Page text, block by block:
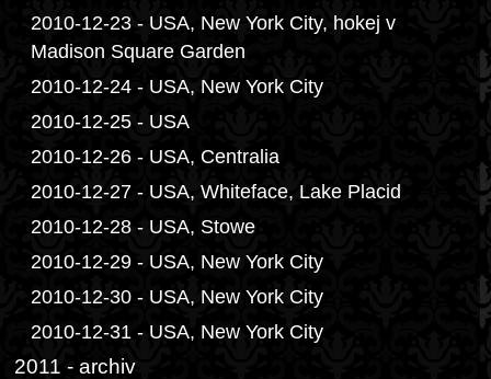
2010-12-23 - USA, New York City, hokej v
Madison Square Garden
2010-12-24 - USA, New York City
2010-12-25 - USA
2010-12-26 - USA, Centralia
2010-12-27 - USA, Whiteface, Lake Placid
2010-12-28 - USA, Stowe
2010-12-29 - USA, New York City
2010-12-30 - USA, New York City
2010-12-31 - USA, New York City
2011 - archiv